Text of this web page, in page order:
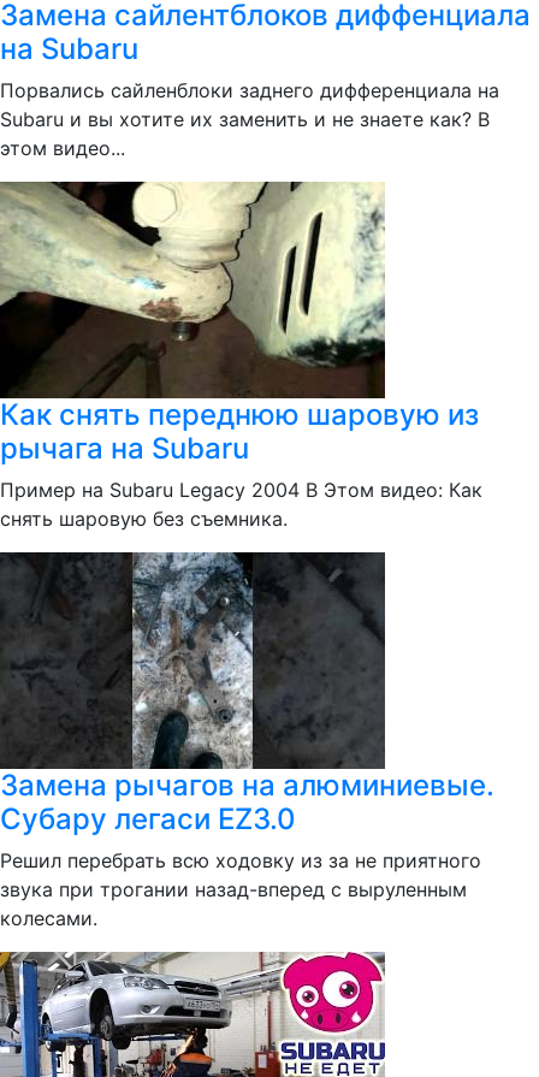
Замена сайлентблоков диффенциала
на Subaru
Порвались сайленблоки заднего дифференциала на
Subaru и вы хотите их заменить и не знаете как? В
этом видео...
Как снять переднюю шаровую из
рычага на Subaru
Пример на Subaru Legacy 2004 В Этом видео: Как
снять шаровую без съемника.
Замена рычагов на алюминиевые.
Субару легаси EZ3.0
Решил перебрать всю ходовку из за не приятного
звука при трогании назад-вперед с выруленным
колесами.